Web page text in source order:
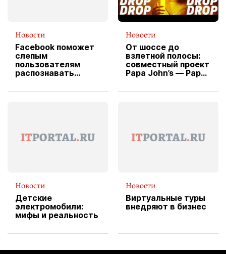
Новости
Facebook поможет
слепым
пользователям
распознавать
Новости
От шоссе до
взлетной полосы:
совместный проект
Papa John’s — Papa
вводит
Новости
Детские
электромобили:
мифы и реальность
Новости
Виртуальные туры
внедряют в бизнес